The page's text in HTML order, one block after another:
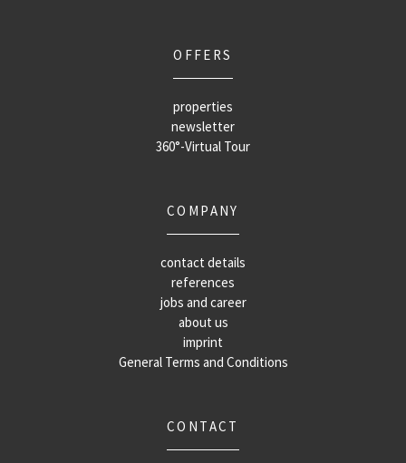
OFFERS
properties
newsletter
360°-Virtual Tour
COMPANY
contact details
references
jobs and career
about us
imprint
General Terms and Conditions
CONTACT